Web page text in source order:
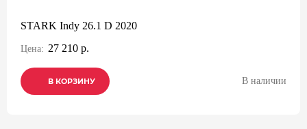
STARK Indy 26.1 D 2020
Цена: 27 210 р.
В КОРЗИНУ
В КОРЗИНУ
В КОРЗИНУ В наличии